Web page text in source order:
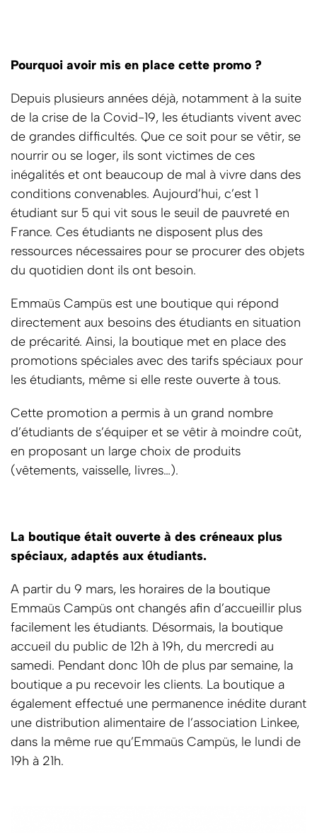
Pourquoi avoir mis en place cette promo ?
Depuis plusieurs années déjà, notamment à la suite
de la crise de la Covid-19, les étudiants vivent avec
de grandes difficultés. Que ce soit pour se vêtir, se
nourrir ou se loger, ils sont victimes de ces
inégalités et ont beaucoup de mal à vivre dans des
conditions convenables. Aujourd’hui, c’est 1
étudiant sur 5 qui vit sous le seuil de pauvreté en
France. Ces étudiants ne disposent plus des
ressources nécessaires pour se procurer des objets
du quotidien dont ils ont besoin.
Emmaüs Campüs est une boutique qui répond
directement aux besoins des étudiants en situation
de précarité. Ainsi, la boutique met en place des
promotions spéciales avec des tarifs spéciaux pour
les étudiants, même si elle reste ouverte à tous.
Cette promotion a permis à un grand nombre
d’étudiants de s’équiper et se vêtir à moindre coût,
en proposant un large choix de produits
(vêtements, vaisselle, livres…).
La boutique était ouverte à des créneaux plus
spéciaux, adaptés aux étudiants.
A partir du 9 mars, les horaires de la boutique
Emmaüs Campüs ont changés afin d’accueillir plus
facilement les étudiants. Désormais, la boutique
accueil du public de 12h à 19h, du mercredi au
samedi. Pendant donc 10h de plus par semaine, la
boutique a pu recevoir les clients. La boutique a
également effectué une permanence inédite durant
une distribution alimentaire de l’association Linkee,
dans la même rue qu’Emmaüs Campüs, le lundi de
19h à 21h.